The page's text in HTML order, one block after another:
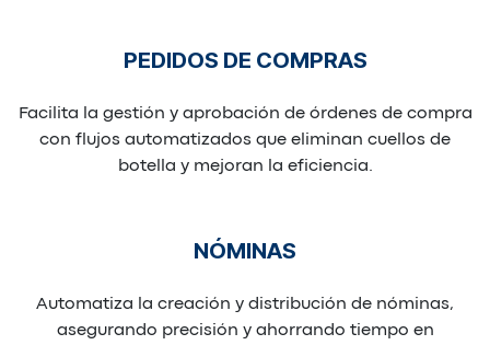
PEDIDOS DE COMPRAS
Facilita la gestión y aprobación de órdenes de compra
con flujos automatizados que eliminan cuellos de
botella y mejoran la eficiencia.
NÓMINAS
Automatiza la creación y distribución de nóminas,
asegurando precisión y ahorrando tiempo en